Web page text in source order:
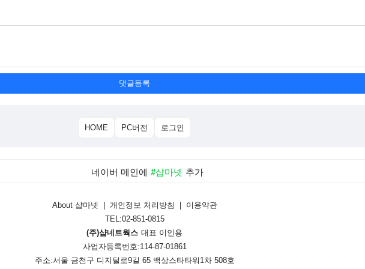
댓글등록
HOME PC버전 로그인
네이버 메인에 #샵마넷 추가
About 샵마넷 개인정보 처리방침
이용약관
TEL:02-851-0815
(주)샵네트웍스 대표 이인용
사업자등록번호:114-87-01861
주소:서울 금천구 디지털로9길 65 백상스타타워1차 508호